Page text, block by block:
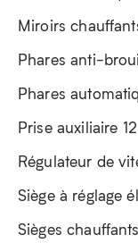
Miroirs
Phares anti-
Phares
Prise auxiliaire
Régulateur de
Siège à réglage
Sièges chauffants